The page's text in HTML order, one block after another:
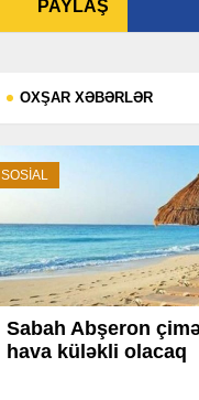
PAYLAŞ
OXŞAR XƏBƏRLƏR
SOSİAL
Sabah Abşeron
hava küləkli olacaq